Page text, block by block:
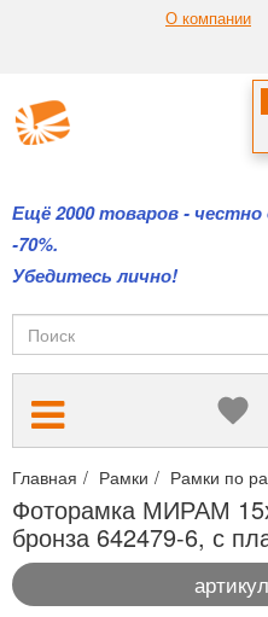
О компании
Ещё 2000 товаров - честно
-70%.
Убедитесь лично!
Главная Рамки Рамки по
Фоторамка МИРАМ
бронза 642479-6, с